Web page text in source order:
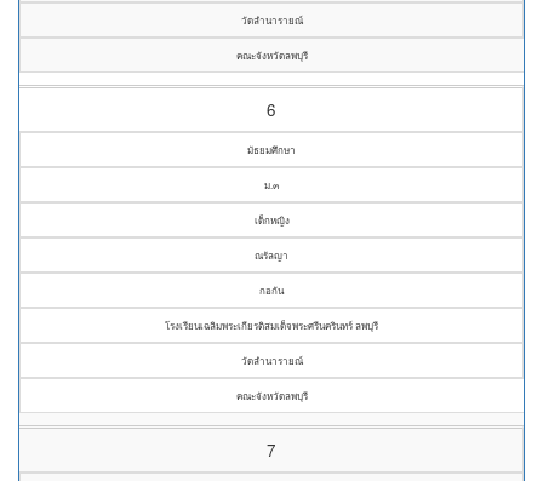
วัดลำนารายณ์
คณะจังหวัดลพบุรี
6
มัธยมศึกษา
ม.๓
เด็กหญิง
ณรัลญา
กอกัน
โรงเรียนเฉลิมพระเกียรติสมเด็จพระศรีนครินทร์ ลพบุรี
วัดลำนารายณ์
คณะจังหวัดลพบุรี
7